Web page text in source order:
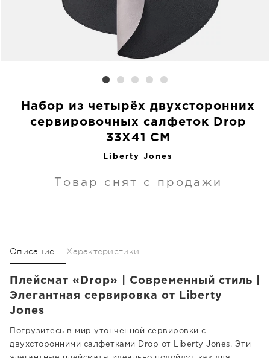
Набор из четырёх двухсторонних
сервировочных салфеток Drop
33X41 CM
Liberty Jones
Товар снят с продажи
Описание Характеристики
Плейсмат «Drop» | Современный стиль |
Элегантная сервировка от Liberty
Jones
Погрузитесь в мир утонченной сервировки с
двухсторонними салфетками Drop от Liberty Jones. Эти